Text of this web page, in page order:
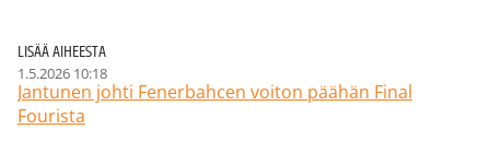
LISÄÄ AIHEESTA
1.5.2026 10:18
Jantunen johti Fenerbahcen voiton päähän Final
Fourista